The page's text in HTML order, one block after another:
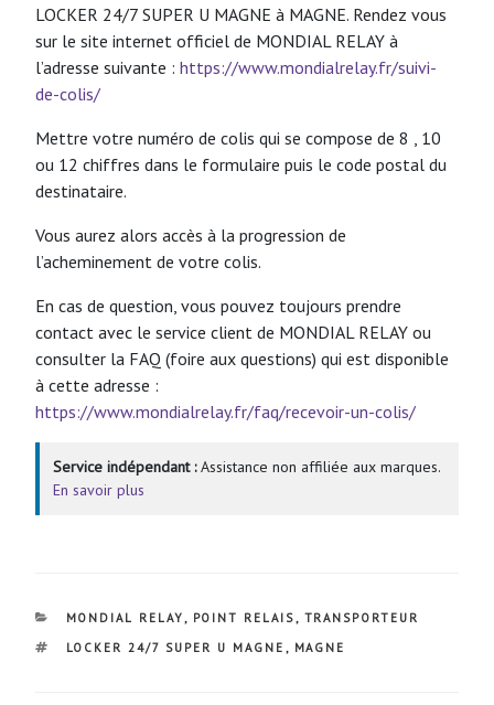
LOCKER 24/7 SUPER U MAGNE à MAGNE. Rendez vous
sur le site internet officiel de MONDIAL RELAY à
l’adresse suivante : https://www.mondialrelay.fr/suivi-
de-colis/
Mettre votre numéro de colis qui se compose de 8 , 10
ou 12 chiffres dans le formulaire puis le code postal du
destinataire.
Vous aurez alors accès à la progression de
l’acheminement de votre colis.
En cas de question, vous pouvez toujours prendre
contact avec le service client de MONDIAL RELAY ou
consulter la FAQ (foire aux questions) qui est disponible
à cette adresse :
https://www.mondialrelay.fr/faq/recevoir-un-colis/
Service indépendant :Assistance non affiliée aux marques.
En savoir plus
CATÉGORIES
MONDIAL RELAY , POINT RELAIS , TRANSPORTEUR
ÉTIQUETTES
LOCKER 24/7 SUPER U MAGNE , MAGNE